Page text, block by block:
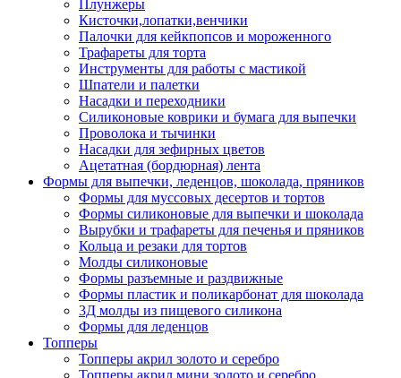
Плунжеры
Кисточки,лопатки,венчики
Палочки для кейкпопсов и мороженного
Трафареты для торта
Инструменты для работы с мастикой
Шпатели и палетки
Насадки и переходники
Силиконовые коврики и бумага для выпечки
Проволока и тычинки
Насадки для зефирных цветов
Ацетатная (бордюрная) лента
Формы для выпечки, леденцов, шоколада, пряников
Формы для муссовых десертов и тортов
Формы силиконовые для выпечки и шоколада
Вырубки и трафареты для печенья и пряников
Кольца и резаки для тортов
Молды силиконовые
Формы разъемные и раздвижные
Формы пластик и поликарбонат для шоколада
3Д молды из пищевого силикона
Формы для леденцов
Топперы
Топперы акрил золото и серебро
Топперы акрил мини золото и серебро